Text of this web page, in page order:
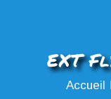
EXT
Accueil